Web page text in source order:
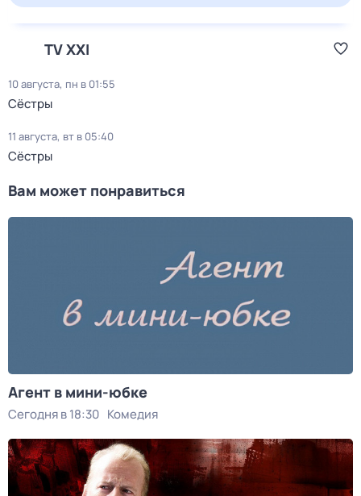
TV XXI
10 августа, пн в 01:55
Сёстры
11 августа, вт в 05:40
Сёстры
Вам может понравиться
Агент в мини-юбке
Сегодня в 18:30 Комедия